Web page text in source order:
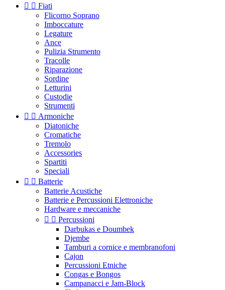
  Fiati
Flicorno Soprano
Imboccature
Legature
Ance
Pulizia Strumento
Tracolle
Riparazione
Sordine
Letturini
Custodie
Strumenti
  Armoniche
Diatoniche
Cromatiche
Tremolo
Accessories
Spartiti
Speciali
  Batterie
Batterie Acustiche
Batterie e Percussioni Elettroniche
Hardware e meccaniche
  Percussioni
Darbukas e Doumbek
Djembe
Tamburi a cornice e membranofoni
Cajon
Percussioni Etniche
Congas e Bongos
Campanacci e Jam-Block